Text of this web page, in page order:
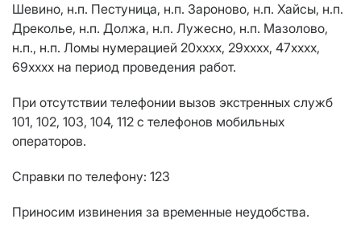
Шевино, н.п. Пестуница, н.п. Зароново, н.п. Хайсы, н.п.
Дреколье, н.п. Должа, н.п. Лужесно, н.п. Мазолово,
н.п., н.п. Ломы нумерацией 20хххх, 29хххх, 47хххх,
69xxxx на период проведения работ.
При отсутствии телефонии вызов экстренных служб
101, 102, 103, 104, 112 с телефонов мобильных
операторов.
Справки по телефону: 123
Приносим извинения за временные неудобства.